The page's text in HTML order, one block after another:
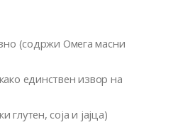
(содржи Омега масни
единствен извор на
соја и јајца)